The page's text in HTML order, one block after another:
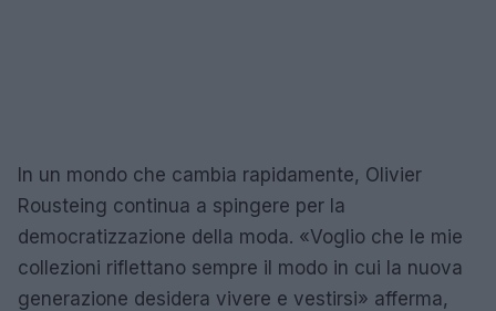
In un mondo che cambia rapidamente, Olivier
Rousteing continua a spingere per la
democratizzazione della moda. «Voglio che le mie
collezioni riflettano sempre il modo in cui la nuova
generazione desidera vivere e vestirsi» afferma,